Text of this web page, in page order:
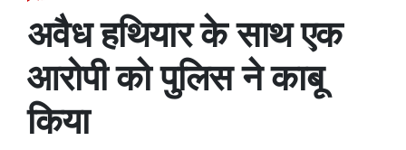
अवैध हथियार के साथ एक
आरोपी को पुलिस ने काबू
किया